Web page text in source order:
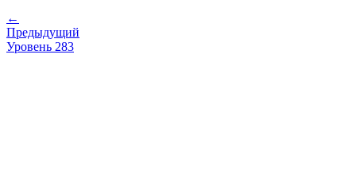
←
Предыдущий
Уровень 283